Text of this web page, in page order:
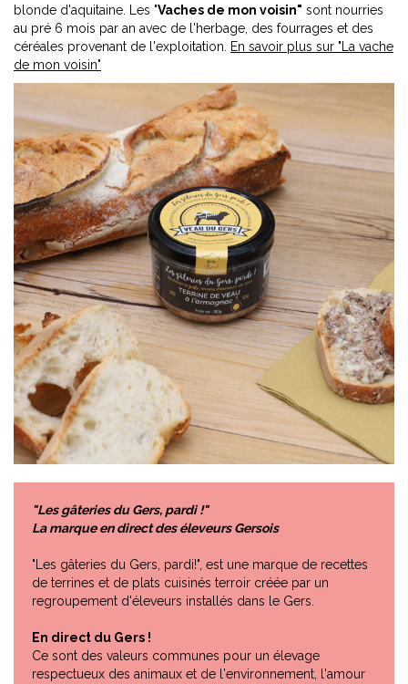
blonde d'aquitaine. Les "Vaches de mon voisin" sont nourries
au pré 6 mois par an avec de l'herbage, des fourrages et des
céréales provenant de l'exploitation.
En savoir plus sur "La vache
de mon voisin"
"Les gâteries du Gers, pardi !"
La marque en direct des éleveurs Gersois
"Les gâteries du Gers, pardi!", est une marque de recettes
de terrines et de plats cuisinés terroir créée par un
regroupement d'éleveurs installés dans le Gers.
En direct du Gers !
Ce sont des valeurs communes pour un élevage
respectueux des animaux et de l'environnement, l'amour